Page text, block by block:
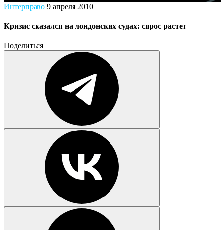
Интерправо 9 апреля 2010
Кризис сказался на лондонских судах: спрос растет
Поделиться